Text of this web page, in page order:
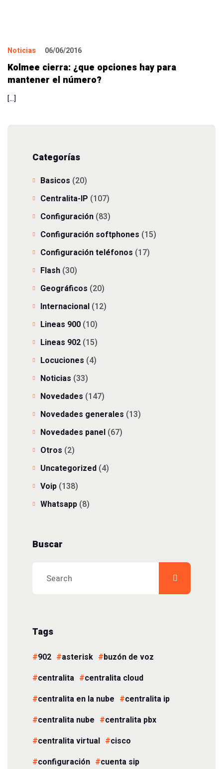
Noticias 06/06/2016
Kolmee cierra: ¿que opciones hay para
mantener el número?
[…]
Categorías
Basicos (20)
Centralita-IP (107)
Configuración (83)
Configuración softphones (15)
Configuración teléfonos (17)
Flash (30)
Geográficos (20)
Internacional (12)
Lineas 900 (10)
Lineas 902 (15)
Locuciones (4)
Noticias (33)
Novedades (147)
Novedades generales (13)
Novedades panel (67)
Otros (2)
Uncategorized (4)
Voip (138)
Whatsapp (8)
Buscar
Tags
902 asterisk
buzón de voz
centralita
centralita cloud
centralita en la nube
centralita ip
centralita nube
centralita pbx
centralita virtual
cisco
configuración
cuenta sip